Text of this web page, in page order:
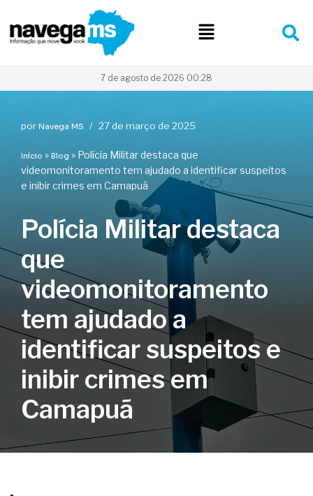
Pular
para
7 de agosto de 2026 00:28
por Navega MS 27 de março de 2025
Início » Blog » Polícia Militar destaca que
videomonitoramento tem ajudado a identificar suspeitos
e inibir crimes em Camapuã
Polícia Militar destaca
que
videomonitoramento
tem ajudado a
identificar suspeitos e
inibir crimes em
Camapuã